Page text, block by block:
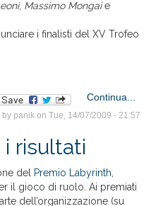
, Massimo Mongaie
i finalisti del XV Trofeo
Continua...
by panik on Tue, 14/07/2009 - 21:57
i risultati
del Premio Labyrinth
il gioco di ruolo. Ai premiati
dell’organizzazione (su